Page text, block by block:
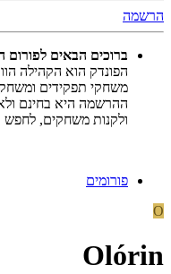
הרשמה
ברוכים הבאים לפורום
הפונדק הוא הקהילה
משחקי תפקידים
ההרשמה היא בחינם
ולקנות משחקים, לחפש
פורומים
O
Olórin